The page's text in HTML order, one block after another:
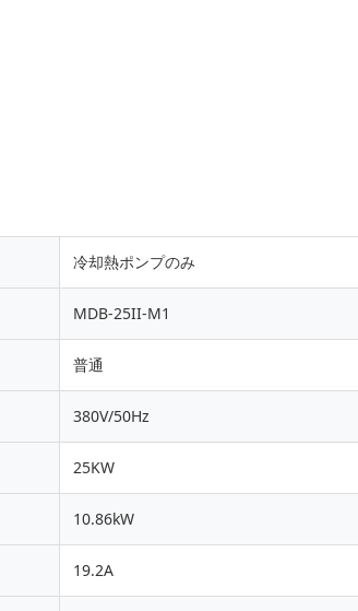
冷却熱ポンプのみ
MDB-25II-M1
普通
380V/50Hz
25KW
10.86kW
19.2A